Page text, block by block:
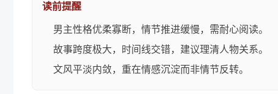
读前提醒
男主性格优柔寡断，情节推进缓慢，需耐心阅读。
故事跨度极大，时间线交错，建议理清人物关系。
文风平淡内敛，重在情感沉淀而非情节反转。